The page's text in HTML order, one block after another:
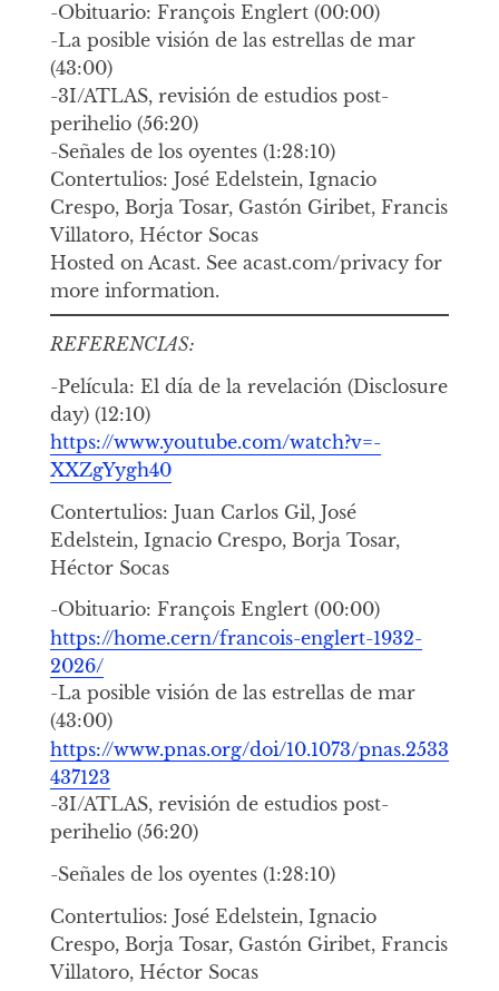
-Obituario: François Englert (00:00)
-La posible visión de las estrellas de mar
(43:00)
-3I/ATLAS, revisión de estudios post-
perihelio (56:20)
-Señales de los oyentes (1:28:10)
Contertulios: José Edelstein, Ignacio
Crespo, Borja Tosar, Gastón Giribet, Francis
Villatoro, Héctor Socas
Hosted on Acast. See acast.com/privacy for
more information.
REFERENCIAS:
-Película: El día de la revelación (Disclosure
day) (12:10)
https://www.youtube.com/watch?v=-
XXZgYygh40
Contertulios: Juan Carlos Gil, José
Edelstein, Ignacio Crespo, Borja Tosar,
Héctor Socas
-Obituario: François Englert (00:00)
https://home.cern/francois-englert-1932-
2026/
-La posible visión de las estrellas de mar
(43:00)
https://www.pnas.org/doi/10.1073/pnas.2533
437123
-3I/ATLAS, revisión de estudios post-
perihelio (56:20)
-Señales de los oyentes (1:28:10)
Contertulios: José Edelstein, Ignacio
Crespo, Borja Tosar, Gastón Giribet, Francis
Villatoro, Héctor Socas